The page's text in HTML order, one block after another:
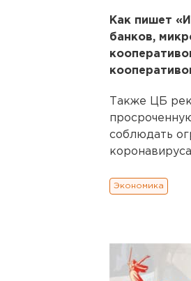
Как пишет
банков,
Также ЦБ
соблюдать
Экономика